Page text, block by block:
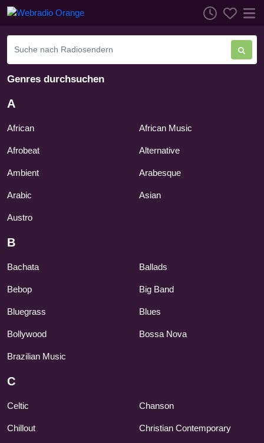
Genres durchsuchen
A
African African Music
Afrobeat Alternative
Ambient Arabesque
Arabic Asian
Austro
B
Bachata Ballads
Bebop Big Band
Bluegrass Blues
Bollywood Bossa Nova
Brazilian Music
C
Celtic Chanson
Chillout Christian Contemporary